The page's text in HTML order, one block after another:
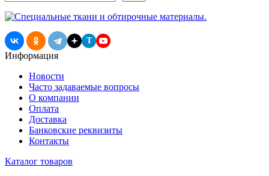
T
Информация
Новости
Часто задаваемые вопросы
О компании
Оплата
Доставка
Банковские реквизиты
Контакты
Каталог товаров